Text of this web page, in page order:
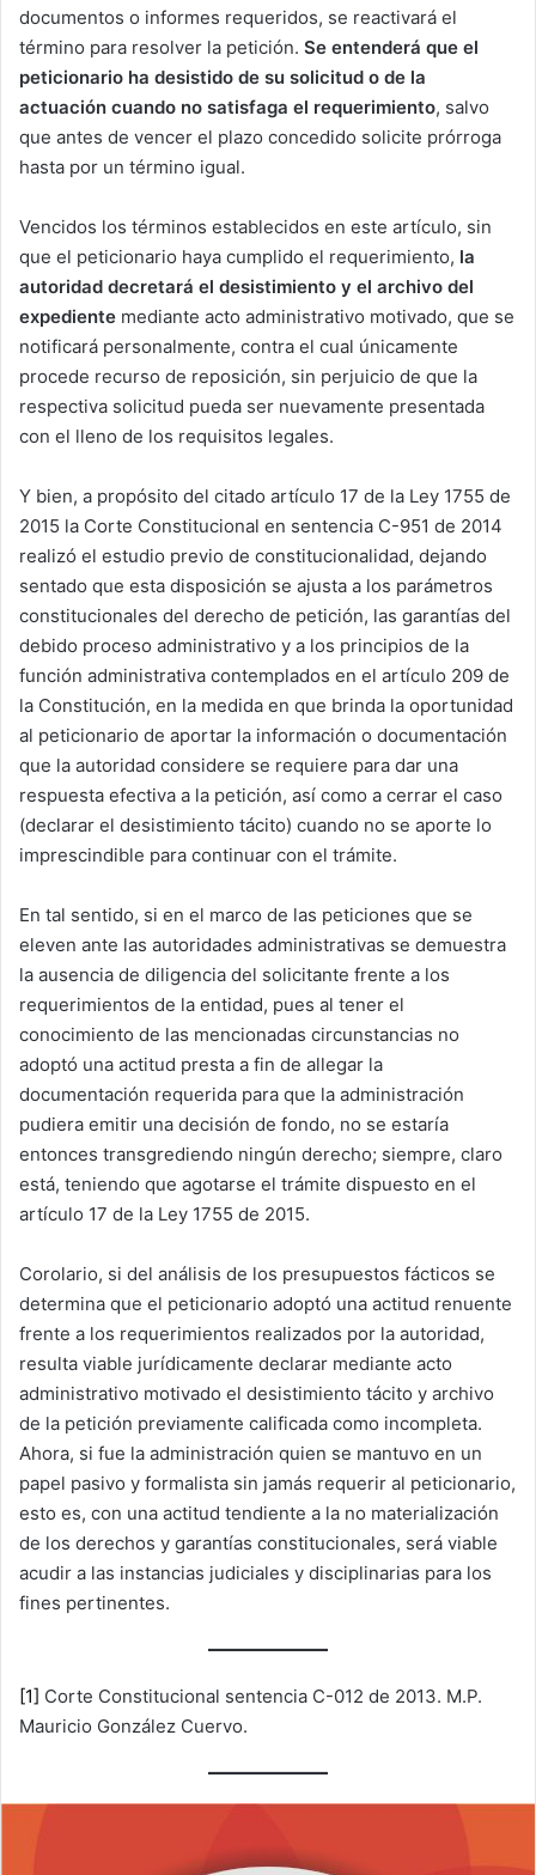
documentos o informes requeridos, se reactivará el
término para resolver la petición. Se entenderá que el
peticionario ha desistido de su solicitud o de la
actuación cuando no satisfaga el requerimiento, salvo
que antes de vencer el plazo concedido solicite prórroga
hasta por un término igual.
Vencidos los términos establecidos en este artículo, sin
que el peticionario haya cumplido el requerimiento, la
autoridad decretará el desistimiento y el archivo del
expediente mediante acto administrativo motivado, que se
notificará personalmente, contra el cual únicamente
procede recurso de reposición, sin perjuicio de que la
respectiva solicitud pueda ser nuevamente presentada
con el lleno de los requisitos legales.
Y bien, a propósito del citado artículo 17 de la Ley 1755 de
2015 la Corte Constitucional en sentencia C-951 de 2014
realizó el estudio previo de constitucionalidad, dejando
sentado que esta disposición se ajusta a los parámetros
constitucionales del derecho de petición, las garantías del
debido proceso administrativo y a los principios de la
función administrativa contemplados en el artículo 209 de
la Constitución, en la medida en que brinda la oportunidad
al peticionario de aportar la información o documentación
que la autoridad considere se requiere para dar una
respuesta efectiva a la petición, así como a cerrar el caso
(declarar el desistimiento tácito) cuando no se aporte lo
imprescindible para continuar con el trámite.
En tal sentido, si en el marco de las peticiones que se
eleven ante las autoridades administrativas se demuestra
la ausencia de diligencia del solicitante frente a los
requerimientos de la entidad, pues al tener el
conocimiento de las mencionadas circunstancias no
adoptó una actitud presta a fin de allegar la
documentación requerida para que la administración
pudiera emitir una decisión de fondo, no se estaría
entonces transgrediendo ningún derecho; siempre, claro
está, teniendo que agotarse el trámite dispuesto en el
artículo 17 de la Ley 1755 de 2015.
Corolario, si del análisis de los presupuestos fácticos se
determina que el peticionario adoptó una actitud renuente
frente a los requerimientos realizados por la autoridad,
resulta viable jurídicamente declarar mediante acto
administrativo motivado el desistimiento tácito y archivo
de la petición previamente calificada como incompleta.
Ahora, si fue la administración quien se mantuvo en un
papel pasivo y formalista sin jamás requerir al peticionario,
esto es, con una actitud tendiente a la no materialización
de los derechos y garantías constitucionales, será viable
acudir a las instancias judiciales y disciplinarias para los
fines pertinentes.
[1] Corte Constitucional sentencia C-012 de 2013. M.P.
Mauricio González Cuervo.